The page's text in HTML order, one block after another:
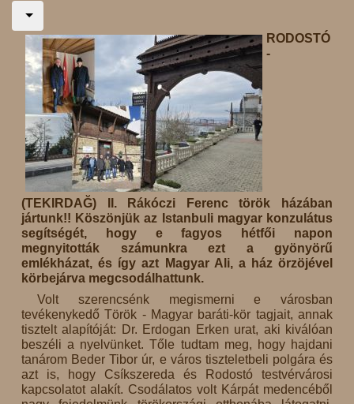
RODOSTÓ
-
(TEKIRDAĞ) II. Rákóczi Ferenc török házában
jártunk!! Köszönjük az Istanbuli magyar konzulátus
segítségét, hogy e fagyos hétfői napon
megnyitották számunkra ezt a gyönyörű
emlékházat, és így azt Magyar Ali, a ház örzöjével
körbejárva megcsodálhattunk.
Volt szerencsénk megismerni e városban
tevékenykedő Török - Magyar baráti-kör tagjait, annak
tisztelt alapítóját: Dr. Erdogan Erken urat, aki kiválóan
beszéli a nyelvünket. Tőle tudtam meg, hogy hajdani
tanárom Beder Tibor úr, e város tiszteletbeli polgára és
azt is, hogy Csíkszereda és Rodostó testvérvárosi
kapcsolatot alakít. Csodálatos volt Kárpát medencéből